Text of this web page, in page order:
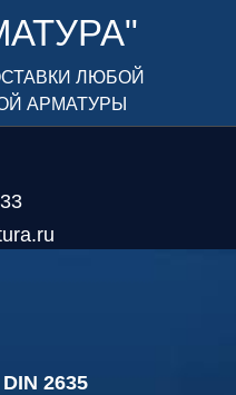
ЛЮБОЙ
АРМАТУРЫ
2635